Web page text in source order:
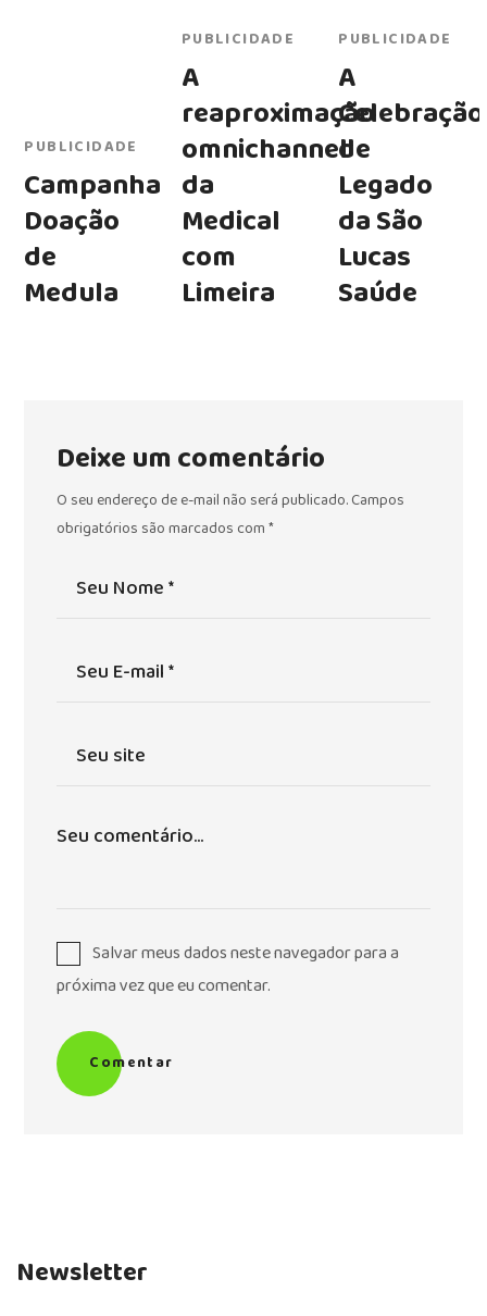
PUBLICIDADE
Campanha
Doação
de
Medula
PUBLICIDADE
A
reaproximação
omnichannel
da
Medical
com
Limeira
PUBLICIDADE
A
Celebração
de
Legado
da São
Lucas
Saúde
Deixe um comentário
O seu endereço de e-mail não será publicado.Campos
obrigatórios são marcados com*
Salvar meus dados neste navegador para a
próxima vez que eu comentar.
Comentar
Newsletter